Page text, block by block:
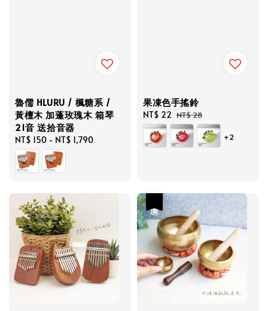
魯儒 HLURU / 楓糖系 /
黃檀木 加蓬玫瑰木 箱琴
21音 送拾音器
Regular
price
NT$ 150 - NT$ 1,790
果凍色手搖鈴
Sale
price
NT$ 22 Regular
price
NT$ 28
+2